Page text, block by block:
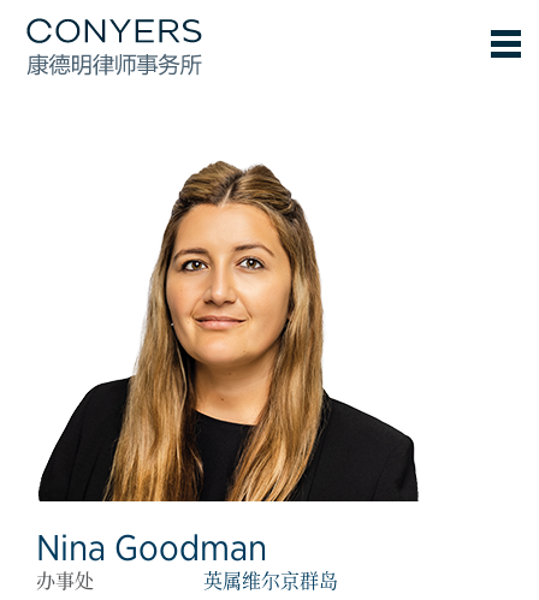
Nina Goodman
办事处
英属维尔京群岛